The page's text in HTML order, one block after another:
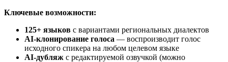
Ключевые возможности:
125+ языков с вариантами региональных диалектов
AI-клонирование голоса — воспроизводит голос
исходного спикера на любом целевом языке
AI-дубляж с редактируемой озвучкой (можно